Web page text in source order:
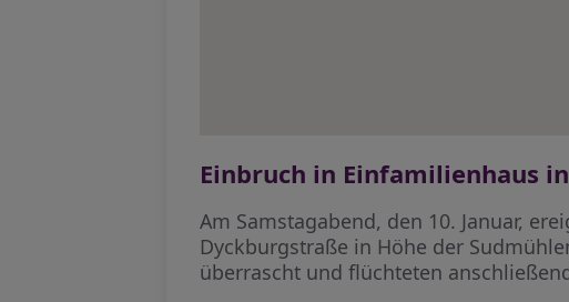
Einbruch in Einfamilienhaus
Am Samstagabend, den 10. Januar,
Dyckburgstraße in Höhe der
überrascht und flüchteten